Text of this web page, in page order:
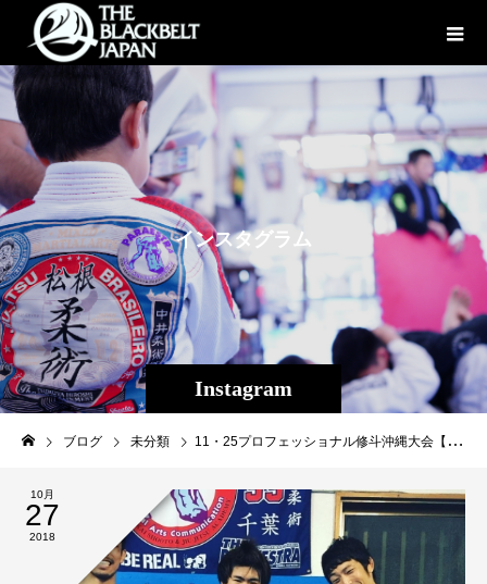
Instagram
インスタグラ ム
ブログ 未分類 11・25プロフェッショナル修斗沖縄大会【THE SHOOTO OKINAWA vol.1】まで1ヶ月を切ってあと28日。 今日はTheパラエストラ沖縄からの出場選手、仲宗根武蔵、玉城優介、山城翔、MCたわし、旭那拳、平良達郎、6人で厳しいトレーニング。 キツイ練習もみんなでやれば頑張れる。みんなで全勝目指してチーム一丸となって頑張ろう！ 沖縄から日本へ！沖縄から世界へ！！ #THESHOOTOOKINAWA #shooto1125 #パラエストラ #沖縄 #那覇 #与儀 #MMA #shooto #コザ #総合格闘技 #修斗
10月
27
2018